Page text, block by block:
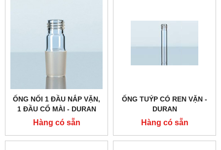
ỐNG NỐI 1 ĐẦU NẮP VẶN,
1 ĐẦU CỔ MÀI - DURAN
Hàng có sẵn
ỐNG TUÝP CÓ REN VẶN -
DURAN
Hàng có sẵn